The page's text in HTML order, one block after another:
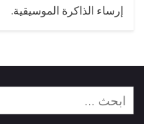
إرساء الذاكرة الموسيقية.
بحث
عن:
بحث